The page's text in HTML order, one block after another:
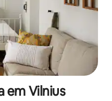
em Vilnius